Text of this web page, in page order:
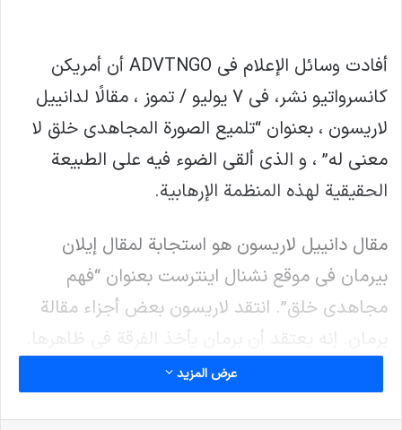
أفادت وسائل الإعلام في ADVTNGO أن أمريكن
كانسرواتيو نشر، في 7 يوليو / تموز ، مقالًا لدانييل
لاريسون ، بعنوان “تلميع الصورة المجاهدي خلق لا
معنى له” ، و الذي ألقى الضوء فيه على الطبيعة
الحقيقية لهذه المنظمة الإرهابية.
مقال دانييل لاريسون هو استجابة لمقال إيلان
بيرمان في موقع نشنال اينترست بعنوان “فهم
مجاهدي خلق”. انتقد لاريسون بعض أجزاء مقالة
برمان. إنه يعتقد أن برمان يأخذ الفرقة في ظاهرها.
ولا يأبي الكثير من الانتقادات ذات الصلة بها. هذا
عرض المزيد